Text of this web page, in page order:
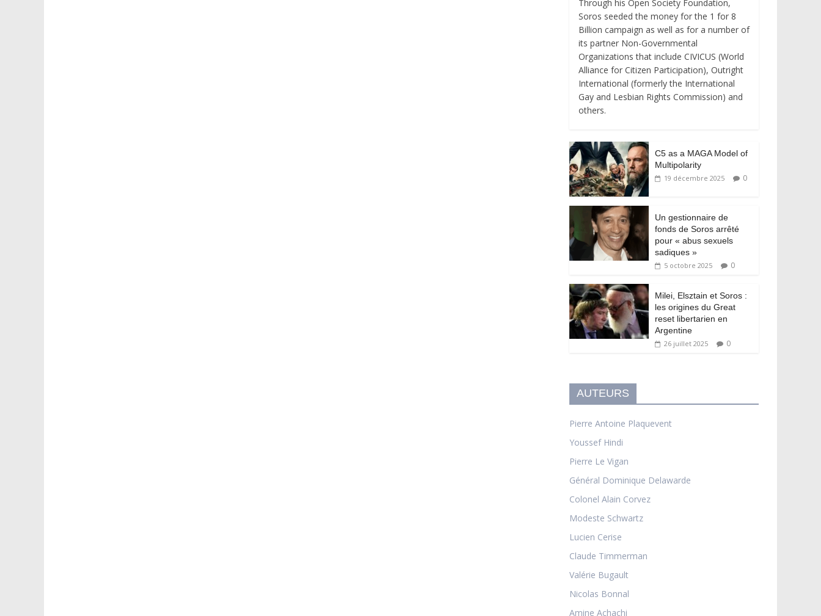
Through his Open Society Foundation,
Soros seeded the money for the 1 for 8
Billion campaign as well as for a number of
its partner Non-Governmental
Organizations that include CIVICUS (World
Alliance for Citizen Participation), Outright
International (formerly the International
Gay and Lesbian Rights Commission) and
others.
C5 as a MAGA Model of
Multipolarity
19 décembre 2025 0
Un gestionnaire de
fonds de Soros arrêté
pour « abus sexuels
sadiques »
5 octobre 2025 0
Milei, Elsztain et Soros :
les origines du Great
reset libertarien en
Argentine
26 juillet 2025 0
AUTEURS
Pierre Antoine Plaquevent
Youssef Hindi
Pierre Le Vigan
Général Dominique Delawarde
Colonel Alain Corvez
Modeste Schwartz
Lucien Cerise
Claude Timmerman
Valérie Bugault
Nicolas Bonnal
Amine Achachi